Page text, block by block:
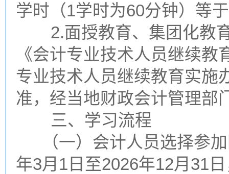
学时（1学时为60分钟）等
2.面授教育、集团化教育
《会计专业技术人员继续
专业技术人员继续教育实施
准，经当地财政会计管理部
三、学习流程
（一）会计人员选择参加
年3月1日至2026年12月31